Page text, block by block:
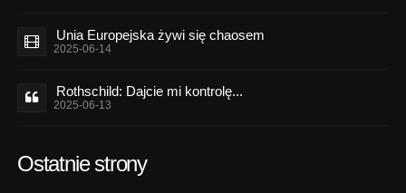
Unia Europejska żywi się chaosem
2025-06-14
Rothschild: Dajcie mi kontrolę...
2025-06-13
Ostatnie strony